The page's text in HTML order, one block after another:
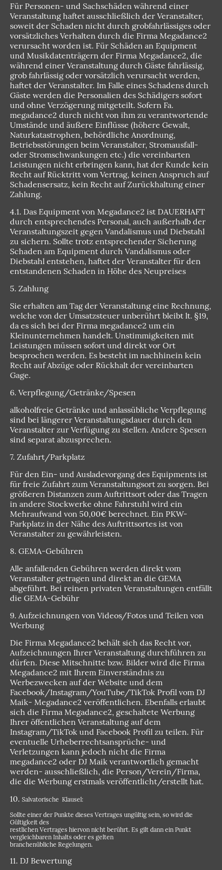
Für Personen- und Sachschäden während einer
Veranstaltung haftet ausschließlich der Veranstalter,
soweit der Schaden nicht durch grobfahrlässiges oder
vorsätzliches Verhalten durch die Firma Megadance2
verursacht worden ist. Für Schäden an Equipment
und Musikdatenträgern der Firma Megadance2, die
während einer Veranstaltung durch Gäste fahrlässig,
grob fahrlässig oder vorsätzlich verursacht werden,
haftet der Veranstalter. Im Falle eines Schadens durch
Gäste werden die Personalien des Schädigers sofort
und ohne Verzögerung mitgeteilt. Sofern Fa.
megadance2 durch nicht von ihm zu verantwortende
Umstände und äußere Einflüsse (höhere Gewalt,
Naturkatastrophen, behördliche Anordnung,
Betriebsstörungen beim Veranstalter, Stromausfall-
oder Stromschwankungen etc.) die vereinbarten
Leistungen nicht erbringen kann, hat der Kunde kein
Recht auf Rücktritt vom Vertrag, keinen Anspruch auf
Schadensersatz, kein Recht auf Zurückhaltung einer
Zahlung.
4.1. Das Equipment von Megadance2 ist DAUERHAFT
durch entsprechendes Personal, auch außerhalb der
Veranstaltungszeit gegen Vandalismus und Diebstahl
zu sichern. Sollte trotz entsprechender Sicherung
Schaden am Equipment durch Vandalismus oder
Diebstahl entstehen, haftet der Veranstalter für den
entstandenen Schaden in Höhe des Neupreises
5. Zahlung
Sie erhalten am Tag der Veranstaltung eine Rechnung,
welche von der Umsatzsteuer unberührt bleibt lt. §19,
da es sich bei der Firma megadance2 um ein
Kleinunternehmen handelt. Unstimmigkeiten mit
Leistungen müssen sofort und direkt vor Ort
besprochen werden. Es besteht im nachhinein kein
Recht auf Abzüge oder Rückhalt der vereinbarten
Gage.
6. Verpflegung/Getränke/Spesen
alkoholfreie Getränke und anlassübliche Verpflegung
sind bei längerer Veranstaltungsdauer durch den
Veranstalter zur Verfügung zu stellen. Andere Spesen
sind separat abzusprechen.
7. Zufahrt/Parkplatz
Für den Ein- und Ausladevorgang des Equipments ist
für freie Zufahrt zum Veranstaltungsort zu sorgen. Bei
größeren Distanzen zum Auftrittsort oder das Tragen
in andere Stockwerke ohne Fahrstuhl wird ein
Mehraufwand von 50,00€ berechnet. Ein PKW-
Parkplatz in der Nähe des Auftrittsortes ist von
Veranstalter zu gewährleisten.
8. GEMA-Gebühren
Alle anfallenden Gebühren werden direkt vom
Veranstalter getragen und direkt an die GEMA
abgeführt. Bei reinen privaten Veranstaltungen entfällt
die GEMA-Gebühr
9. Aufzeichnungen von Videos/Fotos und Teilen von
Werbung
Die Firma Megadance2 behält sich das Recht vor,
Aufzeichnungen Ihrer Veranstaltung durchführen zu
dürfen. Diese Mitschnitte bzw. Bilder wird die Firma
Megadance2 mit Ihrem Einverständnis zu
Werbezwecken auf der Website und dem
Facebook/Instagram/YouTube/TikTok Profil vom DJ
Maik- Megadance2 veröffentlichen. Ebenfalls erlaubt
sich die Firma Megadance2, geschaltete Werbung
Ihrer öffentlichen Veranstaltung auf dem
Instagram/TikTok und Facebook Profil zu teilen. Für
eventuelle Urheberrechtsansprüche- und
Verletzungen kann jedoch nicht die Firma
megadance2 oder DJ Maik verantwortlich gemacht
werden- ausschließlich, die Person/Verein/Firma,
die die Werbung erstmals veröffentlicht/erstellt hat.
10. Salvatorische Klausel:
Sollte einer der Punkte dieses Vertrages ungültig sein, so wird die
Gültigkeit des
restlichen Vertrages hiervon nicht berührt. Es gilt dann ein Punkt
vergleichbaren Inhalts oder es gelten
branchenübliche Regelungen.
11. DJ Bewertung